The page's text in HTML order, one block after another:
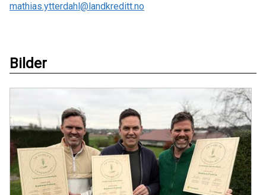
mathias.ytterdahl@landkreditt.no
Bilder